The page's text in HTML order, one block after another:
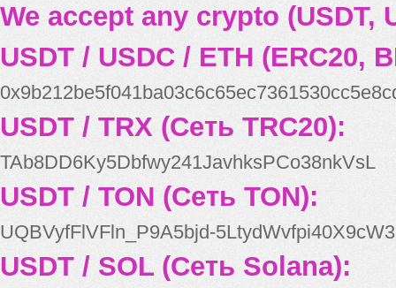
We accept any crypto (USDT,
USDT / USDC / ETH (ERC20,
USDT / TRX (Сеть TRC20):
TAb8DD6Ky5Dbfwy241JavhksPCo38nkVsL
USDT / TON (Сеть TON):
UQBVyfFlVFln_P9A5bjd-
USDT / SOL (Сеть Solana):